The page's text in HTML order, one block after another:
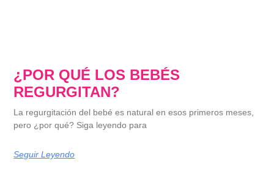
¿POR QUÉ LOS BEBÉS
REGURGITAN?
La regurgitación del bebé es natural en esos primeros meses,
pero ¿por qué? Siga leyendo para
Seguir Leyendo